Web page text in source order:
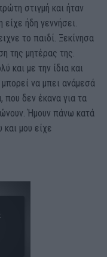
στιγμή και ήταν
ήδη γεννήσει.
το παιδί. Ξεκίνησα
της μητέρας της.
και με την ίδια και
να μπει ανάμεσά
που δεν έκανα για τα
Ήμουν πάνω κατά
μου είχε